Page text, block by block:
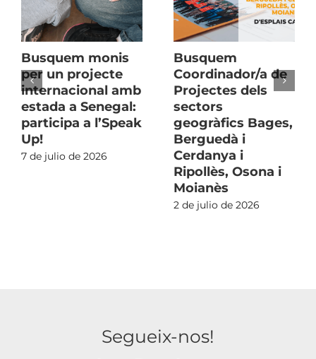
Busquem monis
per un projecte
internacional amb
estada a Senegal:
participa a l’Speak
Up!
7 de julio de 2026
Busquem
Coordinador/a de
Projectes dels
sectors
geogràfics Bages,
Berguedà i
Cerdanya i
Ripollès, Osona i
Moianès
2 de julio de 2026
Segueix-nos!